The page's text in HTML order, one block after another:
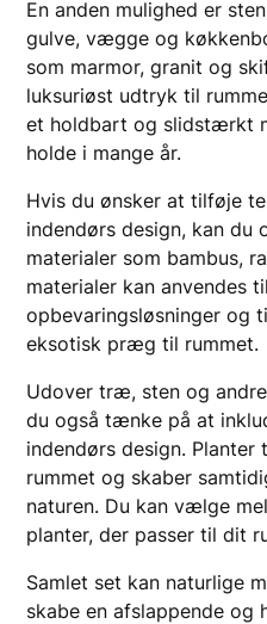
En anden mulighed er
gulve, vægge og
som marmor, granit og
luksuriøst udtryk til
et holdbart og slidstærkt
holde i mange år.
Hvis du ønsker at tilføje
indendørs design, kan du
materialer som bambus,
materialer kan anvendes
opbevaringsløsninger og
eksotisk præg til rummet.
Udover træ, sten og
du også tænke på at
indendørs design.
rummet og skaber
naturen. Du kan vælge
planter, der passer til dit
Samlet set kan naturlige
skabe en afslappende